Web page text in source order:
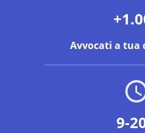
Avvocati a tua
9-